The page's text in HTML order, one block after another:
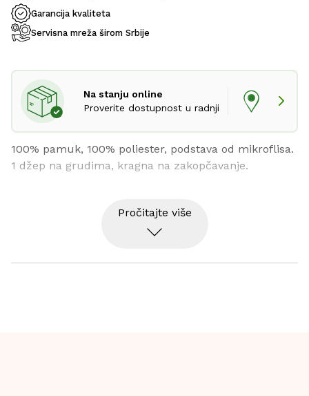
Garancija kvaliteta
Servisna mreža širom Srbije
Na stanju online
Proverite dostupnost u radnji
100% pamuk, 100% poliester, podstava od mikroflisa.
1 džep na grudima, kragna na zakopčavanje.
Pročitajte više